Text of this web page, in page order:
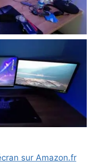
sur Amazon.fr